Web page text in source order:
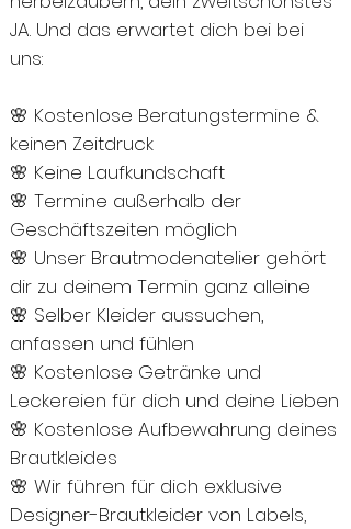
JA. Und das erwartet dich bei bei
uns:
🌸 Kostenlose Beratungstermine &
keinen Zeitdruck
🌸 Keine Laufkundschaft
🌸 Termine außerhalb der
Geschäftszeiten möglich
🌸 Unser Brautmodenatelier gehört
dir zu deinem Termin ganz alleine
🌸 Selber Kleider aussuchen,
anfassen und fühlen
🌸 Kostenlose Getränke und
Leckereien für dich und deine Lieben
🌸 Kostenlose Aufbewahrung deines
Brautkleides
🌸 Wir führen für dich exklusive
Designer-Brautkleider von Labels,